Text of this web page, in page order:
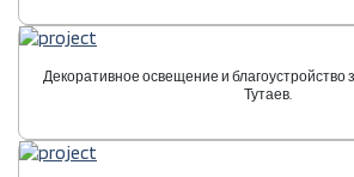
Декоративное освещение и благоустройство
Тутаев.